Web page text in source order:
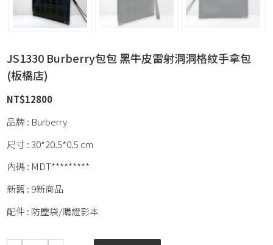
JS1330 Burberry包包 黑牛皮雷射洞洞格紋手拿包
(板橋店)
NT$12800
品牌 : Burberry
尺寸 : 30*20.5*0.5 cm
內碼 : MDT*********
新舊 : 9新商品
配件 : 防塵袋/購證影本